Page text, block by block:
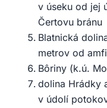
v úseku od jej
Čertovu bránu
Blatnická
metrov od
Bôriny (k.ú.
dolina Hrádky
v údolí